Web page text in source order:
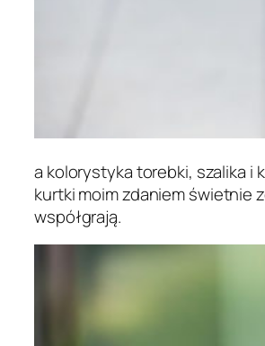
a kolorystyka torebki, szalika i
kurtki moim zdaniem świetnie
współgrają.